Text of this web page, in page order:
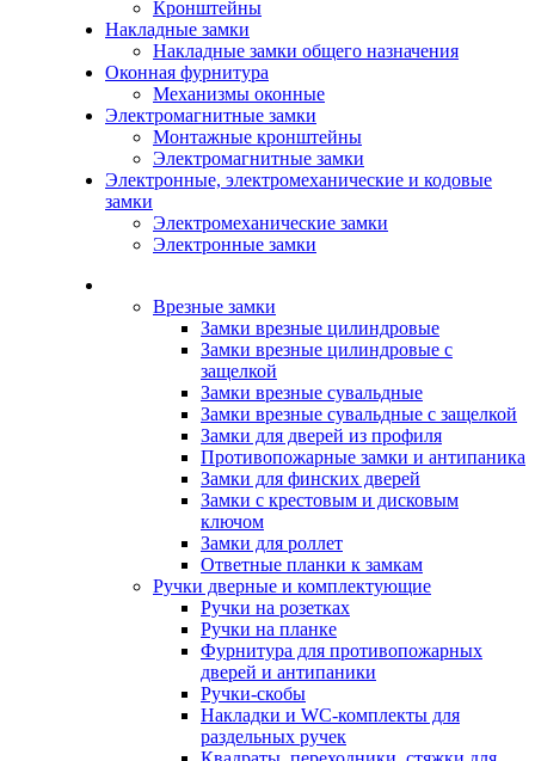
Кронштейны
Накладные замки
Накладные замки общего назначения
Оконная фурнитура
Механизмы оконные
Электромагнитные замки
Монтажные кронштейны
Электромагнитные замки
Электронные, электромеханические и кодовые
замки
Электромеханические замки
Электронные замки
Врезные замки
Замки врезные цилиндровые
Замки врезные цилиндровые с
защелкой
Замки врезные сувальдные
Замки врезные сувальдные с защелкой
Замки для дверей из профиля
Противопожарные замки и антипаника
Замки для финских дверей
Замки с крестовым и дисковым
ключом
Замки для роллет
Ответные планки к замкам
Ручки дверные и комплектующие
Ручки на розетках
Ручки на планке
Фурнитура для противопожарных
дверей и антипаники
Ручки-скобы
Накладки и WC-комплекты для
раздельных ручек